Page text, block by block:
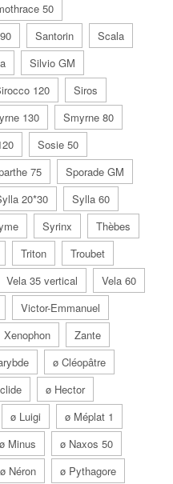
50
Santorin
Scala
Silvio GM
120
Siros
130
Smyrne 80
Sosie 50
75
Sporade GM
20*30
Sylla 60
Syrinx
Thèbes
Triton
Troubet
Vela 35 vertical
Vela 60
Victor-Emmanuel
Xenophon
Zante
ø Cléopâtre
ø Hector
ø Luigi
ø Méplat 1
ø Minus
ø Naxos 50
ø Néron
ø Pythagore